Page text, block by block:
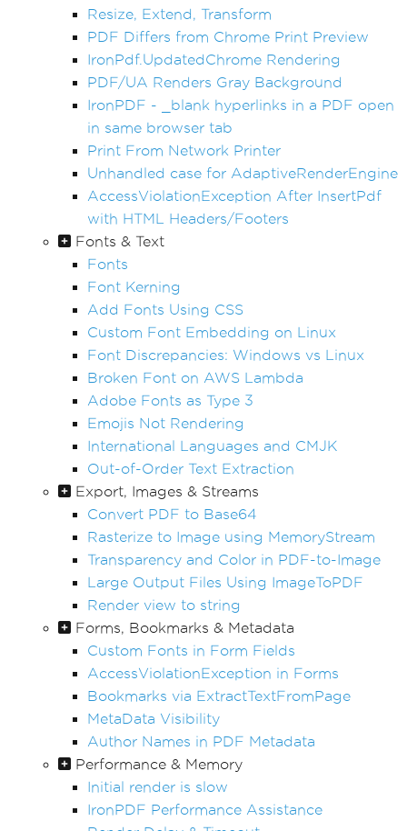
Resize, Extend, Transform
PDF Differs from Chrome Print Preview
IronPdf.UpdatedChrome Rendering
PDF/UA Renders Gray Background
IronPDF - _blank hyperlinks in a PDF open
in same browser tab
Print From Network Printer
Unhandled case for AdaptiveRenderEngine
AccessViolationException After InsertPdf
with HTML Headers/Footers
Fonts & Text
Fonts
Font Kerning
Add Fonts Using CSS
Custom Font Embedding on Linux
Font Discrepancies: Windows vs Linux
Broken Font on AWS Lambda
Adobe Fonts as Type 3
Emojis Not Rendering
International Languages and CMJK
Out-of-Order Text Extraction
Export, Images & Streams
Convert PDF to Base64
Rasterize to Image using MemoryStream
Transparency and Color in PDF-to-Image
Large Output Files Using ImageToPDF
Render view to string
Forms, Bookmarks & Metadata
Custom Fonts in Form Fields
AccessViolationException in Forms
Bookmarks via ExtractTextFromPage
MetaData Visibility
Author Names in PDF Metadata
Performance & Memory
Initial render is slow
IronPDF Performance Assistance